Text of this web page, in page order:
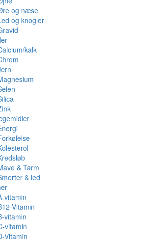
og næse
og knogler
kalk
& Tarm
& led
vitamin
Vitamin
vitamin
vitamin
Vitamin